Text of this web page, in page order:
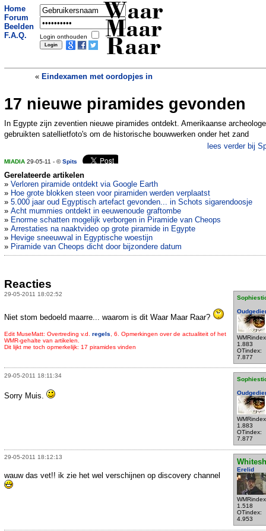
Home
Forum
Beelden
F.A.Q.
Login onthouden
Waar
Maar
Raar
« Eindexamen met oordopjes in
Dokter ziet Fidel Castro 140 worden
17 nieuwe piramides gevonden
In Egypte zijn zeventien nieuwe piramides ontdekt. Amerikaanse
gebruikten satellietfoto's om de historische bouwwerken onder het zand
lees verder bij
MIADIA 29-05-11 - ©Spits
Gerelateerde artikelen
» Verloren piramide ontdekt via Google Earth
» Hoe grote blokken steen voor piramiden werden verplaatst
» 5.000 jaar oud Egyptisch artefact gevonden... in Schots sigarendoosje
» Acht mummies ontdekt in eeuwenoude graftombe
» Enorme schatten mogelijk verborgen in Piramide van Cheops
» Arrestaties na naaktvideo op grote piramide in Egypte
» Hevige sneeuwval in Egyptische woestijn
» Piramide van Cheops dicht door bijzondere datum
Reacties
29-05-2011 18:02:52
1.883
OTindex:
7.877
Niet stom bedoeld maarre... waarom is dit Waar Maar Raar?
Edit MuseMatt: Overtreding v.d. regels , 6. Opmerkingen over de actualiteit of het
WMR-gehalte van artikelen.
Dit lijkt me toch opmerkelijk: 17 piramides vinden
29-05-2011 18:11:34
1.883
OTindex:
7.877
Sorry Muis.
29-05-2011 18:12:13
Erelid
1.518
OTindex:
4.953
wauw das vet!! ik zie het wel verschijnen op discovery channel